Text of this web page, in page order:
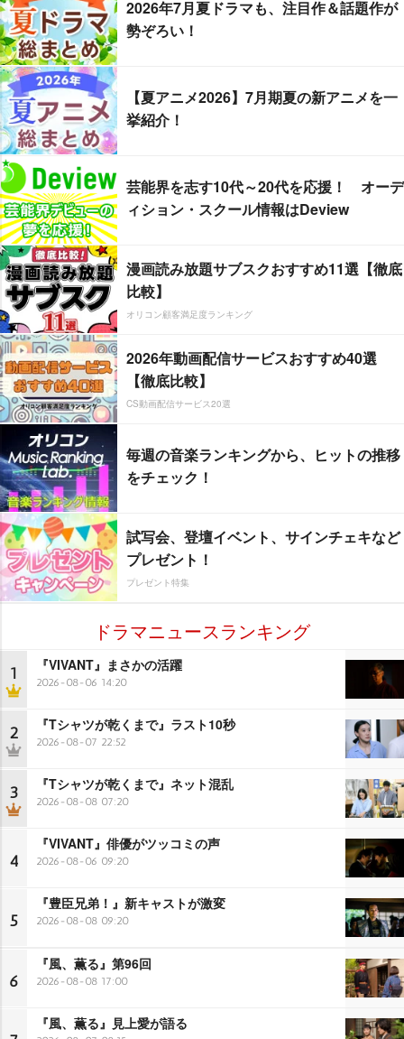
2026年7月夏ドラマも、注目作＆話題作が
勢ぞろい！
【夏アニメ2026】7月期夏の新アニメを一
挙紹介！
芸能界を志す10代～20代を応援！ オーデ
ィション・スクール情報はDeview
漫画読み放題サブスクおすすめ11選【徹底
比較】
オリコン顧客満足度ランキング
2026年動画配信サービスおすすめ40選
【徹底比較】
CS動画配信サービス20選
毎週の音楽ランキングから、ヒットの推移
をチェック！
試写会、登壇イベント、サインチェキなど
プレゼント！
プレゼント特集
ドラマニュースランキング
1 『VIVANT』まさかの活躍
2026-08-06 14:20
2 『Tシャツが乾くまで』ラスト10秒
2026-08-07 22:52
3 『Tシャツが乾くまで』ネット混乱
2026-08-08 07:20
4
『VIVANT』俳優がツッコミの声
2026-08-06 09:20
5
『豊臣兄弟！』新キャストが激変
2026-08-08 09:20
6
『風、薫る』第96回
2026-08-08 17:00
『風、薫る』見上愛が語る